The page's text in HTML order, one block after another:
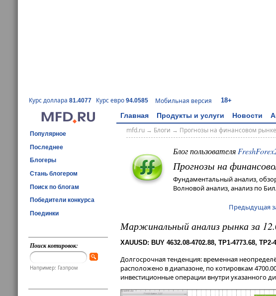
Курс доллара 81.4077 Курс евро 94.0585 Мобильная версия 18+
Главная Продукты и услуги Новости
Популярное
Последнее
Блогеры
Стань блогером
Поиск по блогам
Победители конкурса
Поединки
Поиск котировок:
Например: Газпром
mfd.ru→ Блоги → Прогнозы на финансовом рынке
Блог пользователя
Прогнозы на
Фундаментальный анализ,
Волновой анализ, анализ по
Предыдущая
Маржинальный анализ рынка за
XAUUSD: BUY 4632.08-4702.88, TP1-4773.68, TP2-
Долгосрочная тенденция: временная
расположено в диапазоне, по котировкам
инвестиционные операции внутри указанного